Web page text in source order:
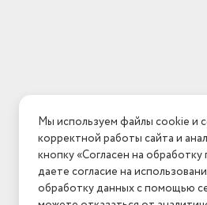
Мы используем файлы cookie и
корректной работы сайта и
кнопку «Согласен на
даете согласие на
обработку данных с помощью